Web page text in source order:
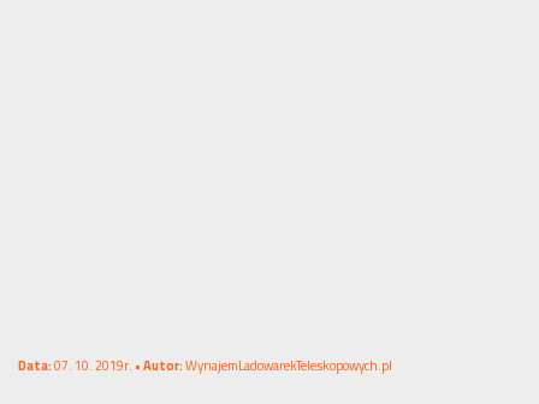
Data:07. 10. 2019r. •Autor:WynajemLadowarekTeleskopowych.pl